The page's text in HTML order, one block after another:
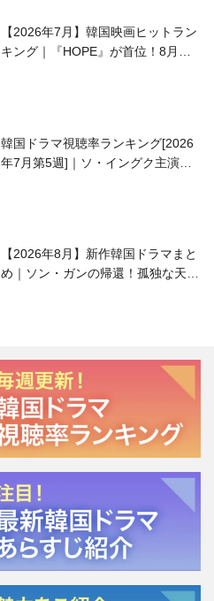
【2026年7月】韓国映画ヒットラン
キング｜『HOPE』が首位！8月公
韓国ドラマ視聴率ランキング[2026
年7月第5週]｜ソ・イングク主演の
【2026年8月】新作韓国ドラマまと
め｜ソン・ガンの帰還！孤独な天才